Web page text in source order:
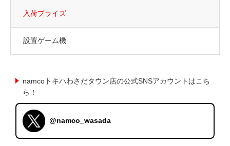
入荷プライズ
設置ゲーム機
namcoトキハわさだタウン店の公式SNSアカウントはこち
ら！
@namco_wasada